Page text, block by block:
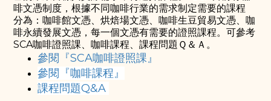
啡文憑制度，根據不同咖啡行業的需求制定需要的課程
分為：咖啡館文憑、烘焙場文憑、咖啡生豆貿易文憑、咖
啡永續發展文憑， 每一個文憑有需要的證照課程。可參考
SCA咖啡證照課、咖啡課程、課程問題Ｑ＆Ａ。
參閱『SCA咖啡證照課』
參閱『咖啡課程』
課程問題Q&A